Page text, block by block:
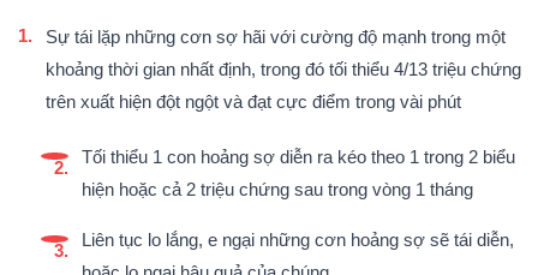
Sự tái lặp những cơn sợ hãi với cường độ mạnh trong một
khoảng thời gian nhất định, trong đó tối thiểu 4/13 triệu chứng
trên xuất hiện đột ngột và đạt cực điểm trong vài phút
Tối thiểu 1 con hoảng sợ diễn ra kéo theo 1 trong 2 biểu
hiện hoặc cả 2 triệu chứng sau trong vòng 1 tháng
Liên tục lo lắng, e ngại những cơn hoảng sợ sẽ tái diễn,